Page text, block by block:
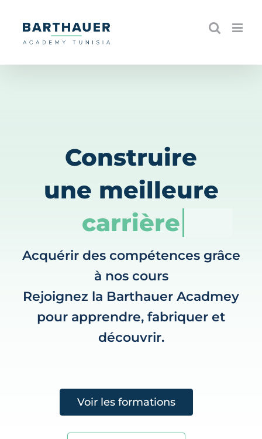
content
Construire
une meilleure
carrière
Acquérir des compétences grâce
à nos cours
Rejoignez la Barthauer Acadmey
pour apprendre, fabriquer et
découvrir.
Voir les formations